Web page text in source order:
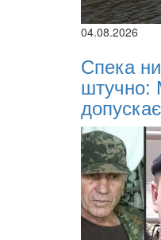
04.08.2026
Спека
штучно: